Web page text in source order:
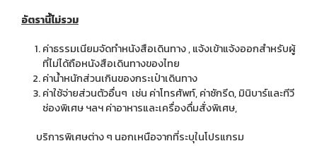
อัตรานี้ไม่รวม
ค่าธรรมเนียมจัดทำหนังสือเดินทาง , แจ้งเข้าแจ้งออกสำหรับผู้
ที่ไม่ได้ถือหนังสือเดินทางของไทย
ค่าน้ำหนักส่วนเกินของกระเป๋าเดินทาง
ค่าใช้จ่ายส่วนตัวอื่นๆ เช่น ค่าโทรศัพท์, ค่าซักรีด, มินิบาร์และทีวี
ช่องพิเศษ ฯลฯ ค่าอาหารและเครื่องดื่มสั่งพิเศษ,
บริการพิเศษต่าง ๆ นอกเหนือจากที่ระบุในโปรแกรม